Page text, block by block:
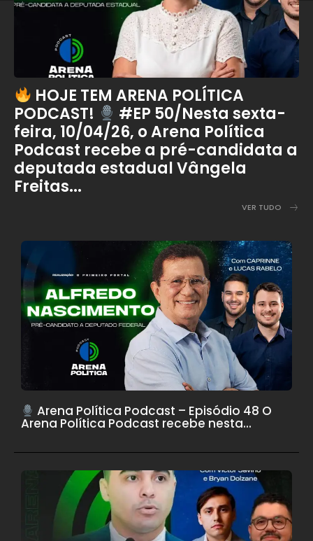
HOJE TEM ARENA POLÍTICA
PODCAST!
#EP 50/Nesta sexta-
feira, 10/04/26, o Arena Política
Podcast recebe a pré-candidata a
deputada estadual Vângela
Freitas...
VER TUDO
Arena Política Podcast – Episódio 48 O
Arena Política Podcast recebe nesta...